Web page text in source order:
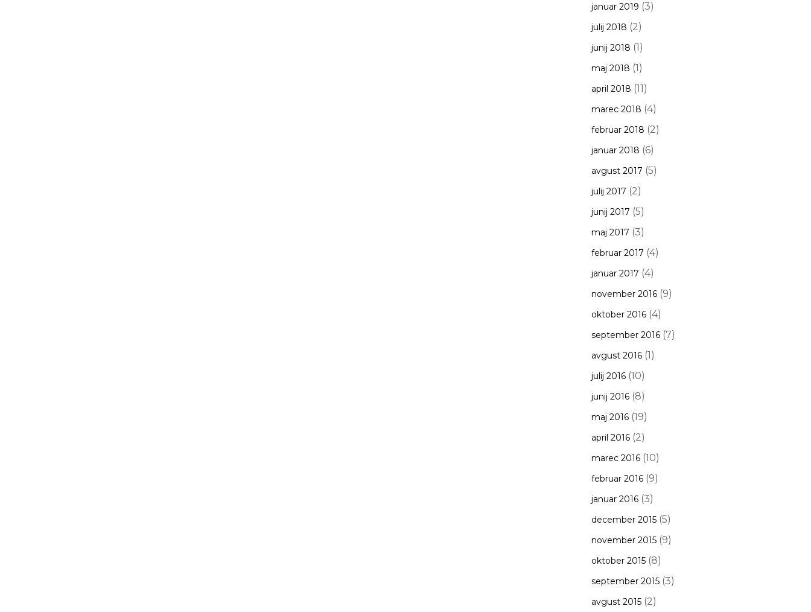
januar 2019 (3)
julij 2018 (2)
junij 2018 (1)
maj 2018 (1)
april 2018 (11)
marec 2018 (4)
februar 2018 (2)
januar 2018 (6)
avgust 2017 (5)
julij 2017 (2)
junij 2017 (5)
maj 2017 (3)
februar 2017 (4)
januar 2017 (4)
november 2016(9)
oktober 2016(4)
september 2016(7)
avgust 2016(1)
julij 2016(10)
junij 2016(8)
maj 2016(19)
april 2016(2)
marec 2016(10)
februar 2016(9)
januar 2016(3)
december 2015(5)
november 2015(9)
oktober 2015(8)
september 2015(3)
avgust 2015(2)